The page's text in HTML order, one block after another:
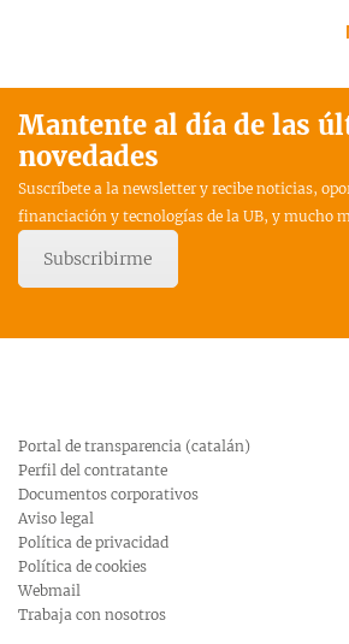
Mantente al día de las
novedades
Suscríbete a la newsletter y recibe noticias,
financiación y tecnologías de la UB, y mucho
Subscribirme
Portal de transparencia (catalán)
Perfil del contratante
Documentos corporativos
Aviso legal
Política de privacidad
Política de cookies
Webmail
Trabaja con nosotros